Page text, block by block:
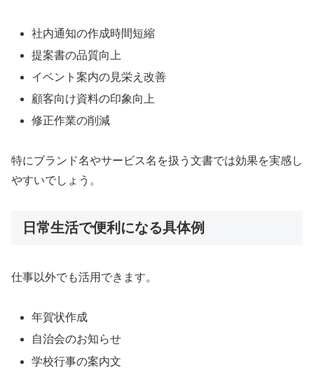
社内通知の作成時間短縮
提案書の品質向上
イベント案内の見栄え改善
顧客向け資料の印象向上
修正作業の削減
特にブランド名やサービス名を扱う文書では効果を実感し
やすいでしょう。
日常生活で便利になる具体例
仕事以外でも活用できます。
年賀状作成
自治会のお知らせ
学校行事の案内文